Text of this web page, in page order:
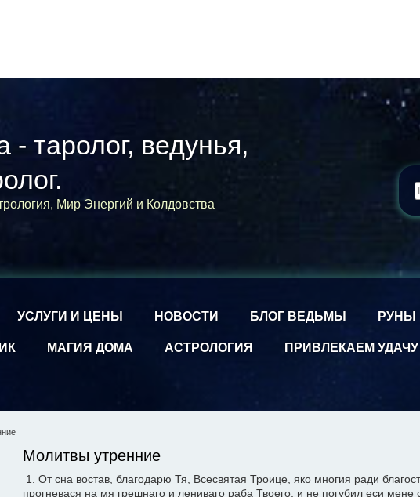
- таролог, ведунья,
Мир Энергий и Колдовства
УСЛУГИ И ЦЕНЫ НОВОСТИ БЛОГ ВЕДЬМЫ РУНЫ
МАГИЯ ДОМА АСТРОЛОГИЯ ПРИВЛЕКАЕМ УДАЧУ
Молитвы утренние
1. От сна востав, благодарю Тя, Всесвятая Троице, яко многия ради
прогневася на мя грешнаго и лениваго раба Твоего, и не погубил еси